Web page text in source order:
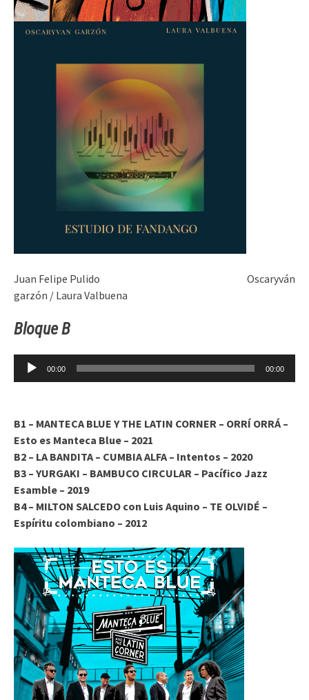
Juan Felipe Pulido Oscaryván
garzón / Laura Valbuena
Bloque B
Reproductor
00:00 00:00
B1 – MANTECA BLUE Y THE LATIN CORNER – ORRÍ ORRÁ –
Esto es Manteca Blue – 2021
B2 – LA BANDITA – CUMBIA ALFA – Intentos – 2020
B3 – YURGAKI – BAMBUCO CIRCULAR – Pacífico Jazz
Esamble – 2019
B4 – MILTON SALCEDO con Luis Aquino – TE OLVIDÉ –
Espíritu colombiano – 2012